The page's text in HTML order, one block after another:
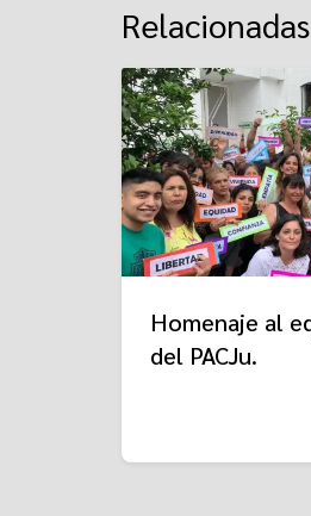
Relacionadas
Homenaje al
del PACJu.